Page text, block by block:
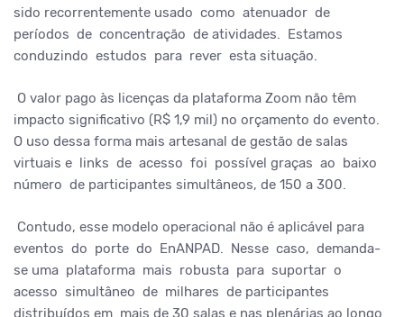
sido recorrentemente usado como atenuador de
períodos de concentração de atividades. Estamos
conduzindo estudos para rever esta situação.
O valor pago às licenças da plataforma Zoom não têm
impacto significativo (R$ 1,9 mil) no orçamento do evento.
O uso dessa forma mais artesanal de gestão de salas
virtuais e links de acesso foi possível graças ao baixo
número de participantes simultâneos, de 150 a 300.
Contudo, esse modelo operacional não é aplicável para
eventos do porte do EnANPAD. Nesse caso, demanda-
se uma plataforma mais robusta para suportar o
acesso simultâneo de milhares de participantes
distribuídos em mais de 30 salas e nas plenárias ao longo